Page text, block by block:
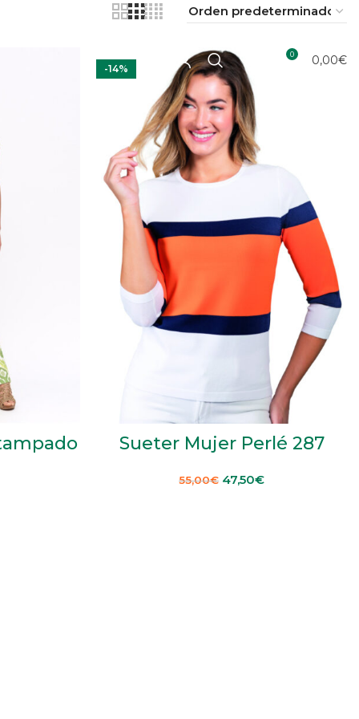
0 0,00€
-14%
Sueter Mujer Perlé 287
55,00€ 47,50€